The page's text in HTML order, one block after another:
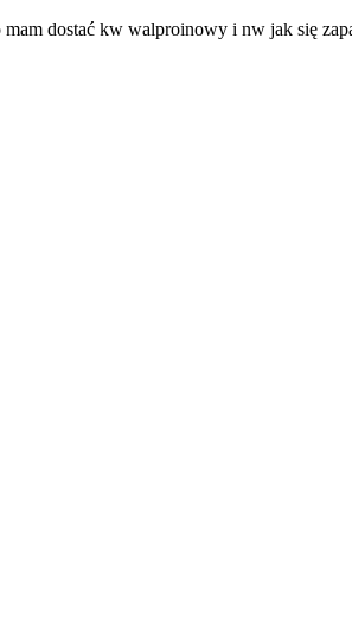
dostać kw walproinowy i nw jak się